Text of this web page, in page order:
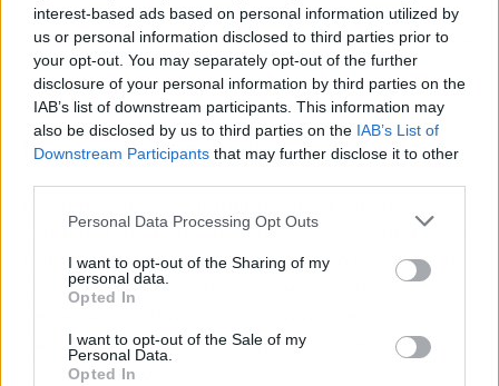
interest-based ads based on personal information utilized by
us or personal information disclosed to third parties prior to
your opt-out. You may separately opt-out of the further
disclosure of your personal information by third parties on the
IAB’s list of downstream participants. This information may
also be disclosed by us to third parties on the IAB’s List of
Downstream Participants that may further disclose it to other
Personal Data Processing Opt Outs
I want to opt-out of the Sharing of my
personal data.
Opted In
I want to opt-out of the Sale of my
Personal Data.
Opted In
Deberíamos contar también con unsistema que nos permita
arreglar o reacondicionar el producto devuelto, para que este
pueda tras ese proceso de reacondicionamiento volver al
inventario.
Para triunfar en el textil,
calidad, a buen precio, pero no basta con eso, si
nuestro producto tarda demasiado en llegar al
cliente, este estará descontento, si el producto
devolución es lenta, anodina e incómoda nos
llevará de cabeza a perder a ese cliente, y lo que